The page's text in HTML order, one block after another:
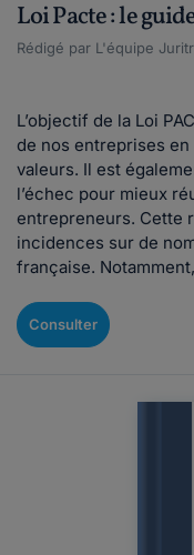
Loi Pacte : le
Rédigé par L'équipe
L’objectif de la Loi
de nos entreprises
valeurs. Il est
l’échec pour mieux
entrepreneurs. Cette
incidences sur de
française.
Consulter